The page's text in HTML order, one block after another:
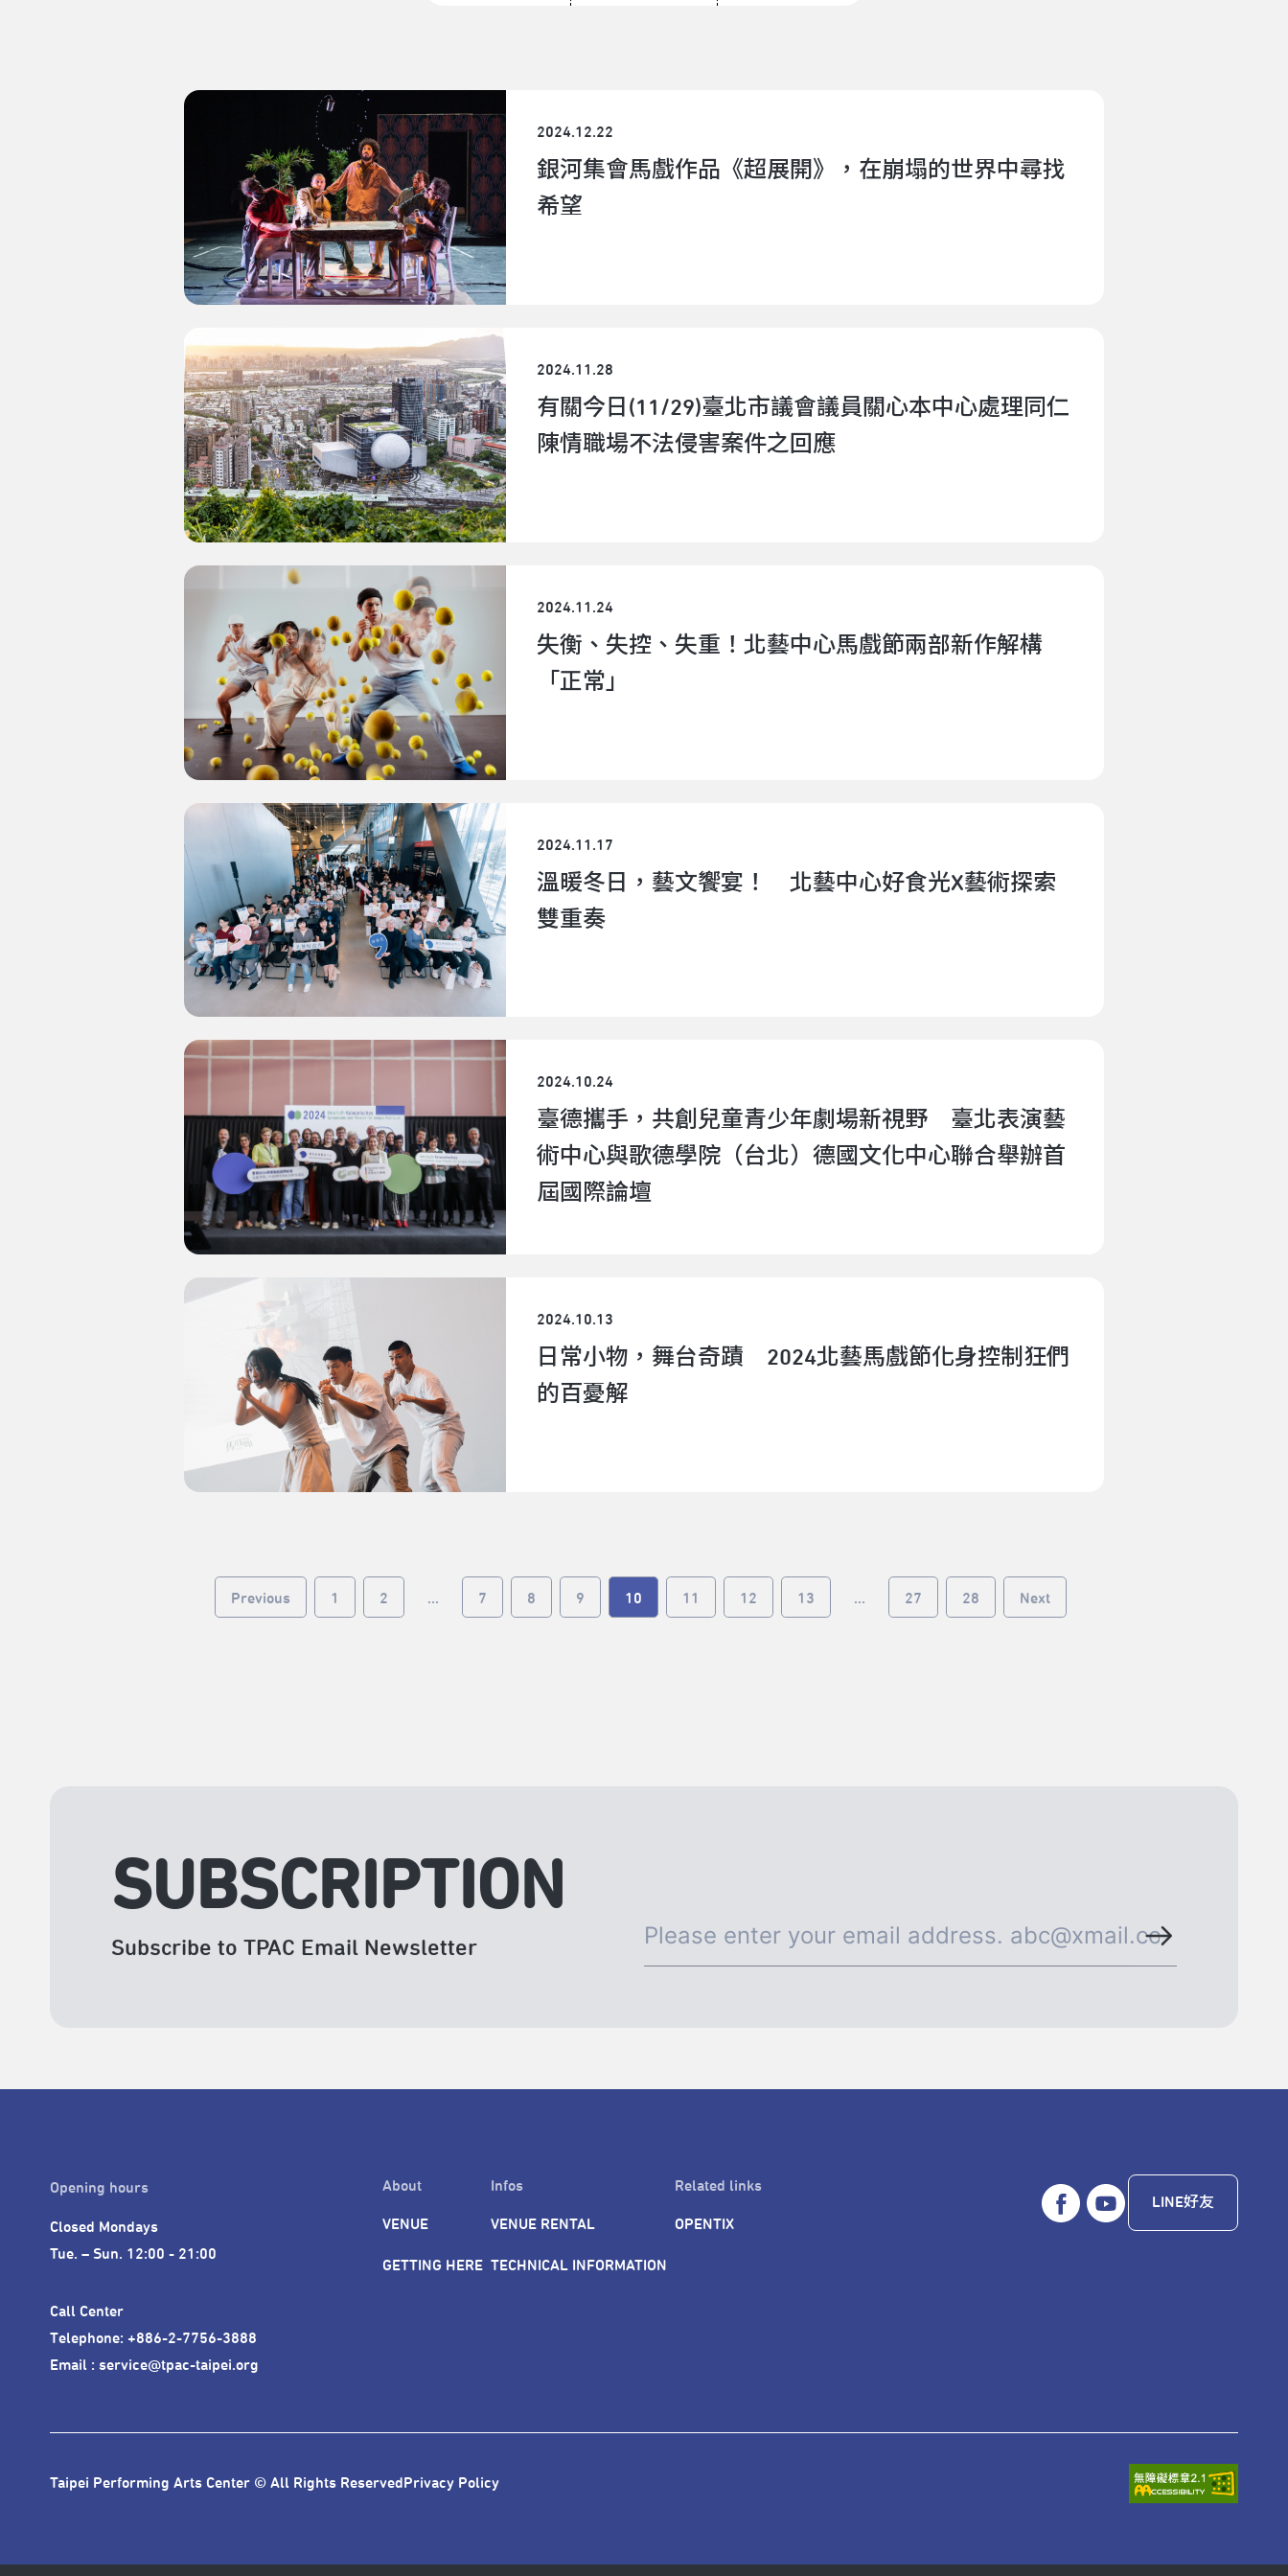
2024.12.22
銀河集會馬戲作品《超展開》，在崩塌的世界中尋找
希望
2024.11.28
有關今日(11/29)臺北市議會議員關心本中心處理同仁
陳情職場不法侵害案件之回應
2024.11.24
失衡、失控、失重！北藝中心馬戲節兩部新作解構
「正常」
2024.11.17
溫暖冬日，藝文饗宴！ 北藝中心好食光X藝術探索
雙重奏
2024.10.24
臺德攜手，共創兒童青少年劇場新視野 臺北表演藝
術中心與歌德學院（台北）德國文化中心聯合舉辦首
屆國際論壇
2024.10.13
日常小物，舞台奇蹟 2024北藝馬戲節化身控制狂們
的百憂解
Previous 1 2 ... 7 8 9 10 11 12 13 ... 27 28 Next
SUBSCRIPTION
Subscribe to TPAC Email Newsletter
Opening hours
Closed Mondays
Tue. – Sun. 12:00 - 21:00
Call Center
Telephone: +886-2-7756-3888
Email : service@tpac-taipei.org
About
VENUE
GETTING HERE
Infos
VENUE RENTAL
TECHNICAL INFORMATION
Related links
OPENTIX
LINE好友
Taipei Performing Arts Center © All Rights ReservedPrivacy Policy